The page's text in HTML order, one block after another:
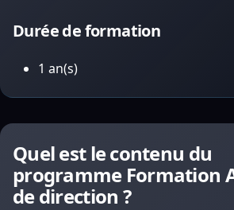
Durée de formation
1 an(s)
Quel est le contenu du
programme Formation
de direction ?